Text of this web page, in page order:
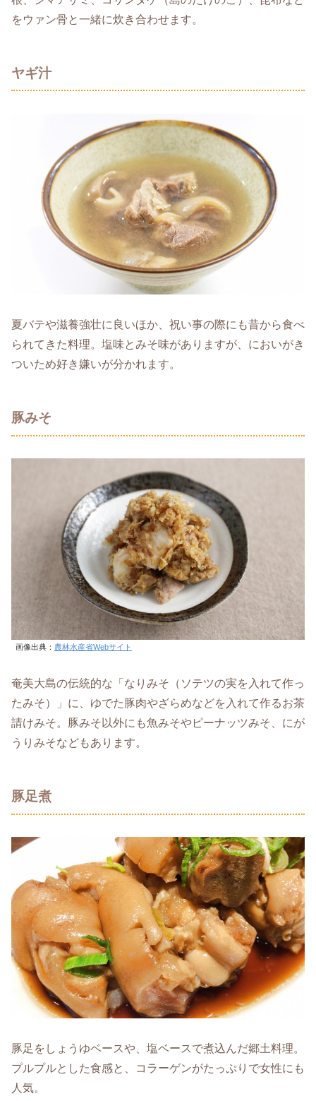
をウァン骨と一緒に炊き合わせます。
ヤギ汁
夏バテや滋養強壮に良いほか、祝い事の際にも昔から食べ
られてきた料理。塩味とみそ味がありますが、においがき
ついため好き嫌いが分かれます。
豚みそ
画像出典： 農林水産省Webサイト
奄美大島の伝統的な「なりみそ（ソテツの実を入れて作っ
たみそ）」に、ゆでた豚肉やざらめなどを入れて作るお茶
請けみそ。豚みそ以外にも魚みそやピーナッツみそ、にが
うりみそなどもあります。
豚足煮
豚足をしょうゆベースや、塩ベースで煮込んだ郷土料理。
プルプルとした食感と、コラーゲンがたっぷりで女性にも
人気。